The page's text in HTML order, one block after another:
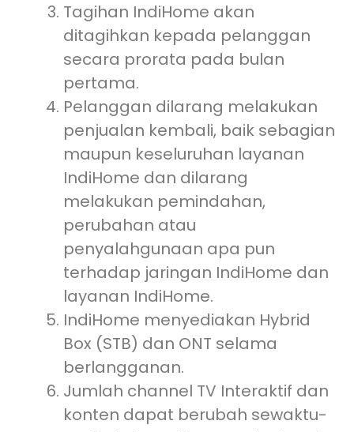
Tagihan IndiHome akan
ditagihkan kepada pelanggan
secara prorata pada bulan
pertama.
Pelanggan dilarang melakukan
penjualan kembali, baik sebagian
maupun keseluruhan layanan
IndiHome dan dilarang
melakukan pemindahan,
perubahan atau
penyalahgunaan apa pun
terhadap jaringan IndiHome dan
layanan IndiHome.
IndiHome menyediakan Hybrid
Box (STB) dan ONT selama
berlangganan.
Jumlah channel TV Interaktif dan
konten dapat berubah sewaktu-